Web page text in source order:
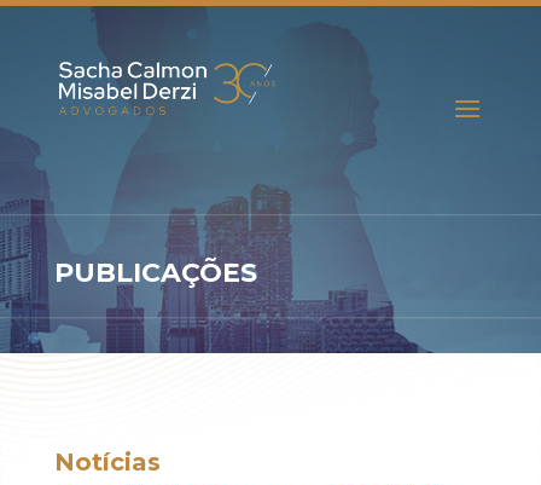
PUBLICAÇÕES
Notícias